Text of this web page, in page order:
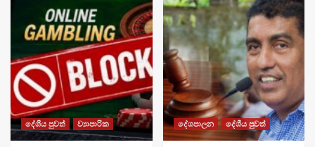
දේශීය පුවත් ව්‍යාපාරික දේශපාලන දේශීය පුවත්